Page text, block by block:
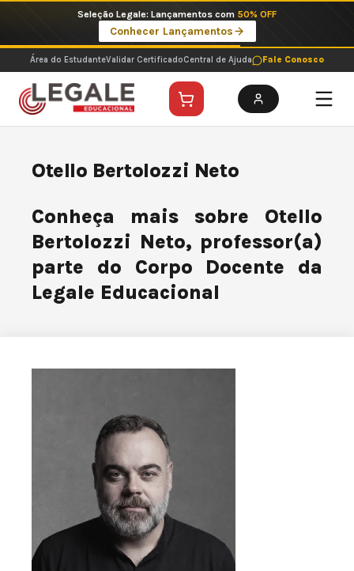
o
conteúdo
Seleção Legale: Lançamentos com 50% OFF
Conhecer Lançamentos
Área do EstudanteValidar CertificadoCentral de Ajuda Fale Conosco
Otello Bertolozzi Neto
Conheça mais sobre Otello
Bertolozzi Neto, professor(a)
parte do Corpo Docente da
Legale Educacional